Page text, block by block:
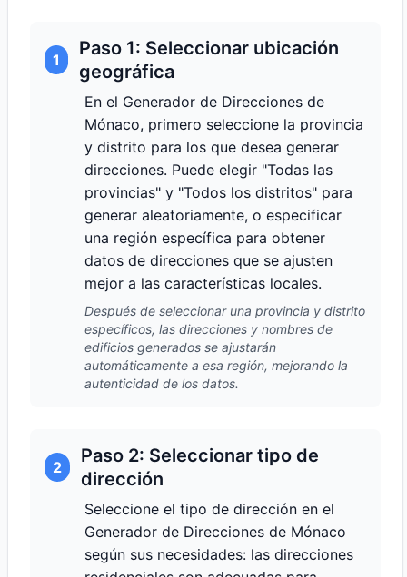
1
Paso 1: Seleccionar ubicación
geográfica
En el Generador de Direcciones de
Mónaco, primero seleccione la provincia
y distrito para los que desea generar
direcciones. Puede elegir "Todas las
provincias" y "Todos los distritos" para
generar aleatoriamente, o especificar
una región específica para obtener
datos de direcciones que se ajusten
mejor a las características locales.
Después de seleccionar una provincia y distrito
específicos, las direcciones y nombres de
edificios generados se ajustarán
automáticamente a esa región, mejorando la
autenticidad de los datos.
2
Paso 2: Seleccionar tipo de
dirección
Seleccione el tipo de dirección en el
Generador de Direcciones de Mónaco
según sus necesidades: las direcciones